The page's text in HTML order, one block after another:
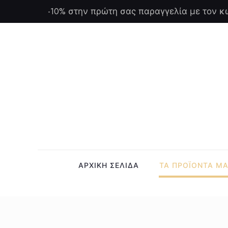
-10% στην πρώτη σας παραγγελία με τον
ΑΡΧΙΚΗ ΣΕΛΙΔΑ ΤΑ ΠΡΟΪΟΝΤΑ